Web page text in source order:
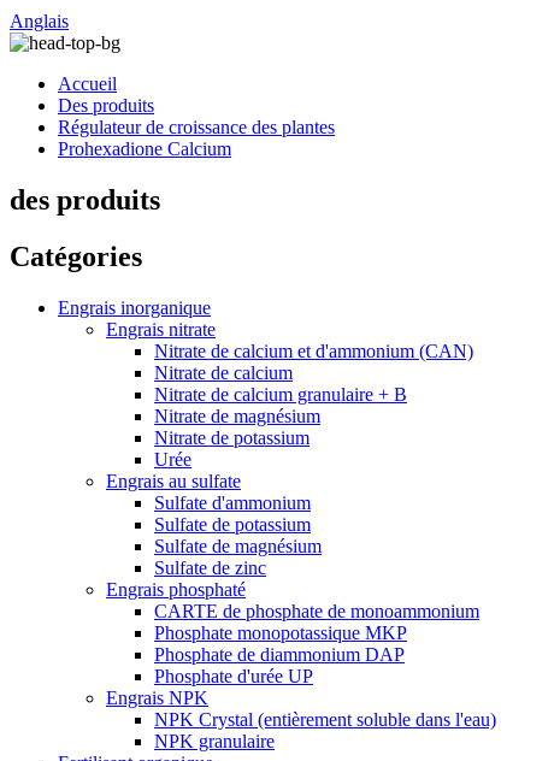
Anglais
Accueil
Des produits
Régulateur de croissance des plantes
Prohexadione Calcium
des produits
Catégories
Engrais inorganique
Engrais nitrate
Nitrate de calcium et d'ammonium (CAN)
Nitrate de calcium
Nitrate de calcium granulaire + B
Nitrate de magnésium
Nitrate de potassium
Urée
Engrais au sulfate
Sulfate d'ammonium
Sulfate de potassium
Sulfate de magnésium
Sulfate de zinc
Engrais phosphaté
CARTE de phosphate de monoammonium
Phosphate monopotassique MKP
Phosphate de diammonium DAP
Phosphate d'urée UP
Engrais NPK
NPK Crystal (entièrement soluble dans l'eau)
NPK granulaire